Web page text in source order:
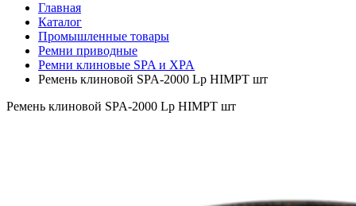
Главная
Каталог
Промышленные товары
Ремни приводные
Ремни клиновые SPA и XPA
Ремень клиновой SPA-2000 Lp HIMPT шт
Ремень клиновой SPA-2000 Lp HIMPT шт